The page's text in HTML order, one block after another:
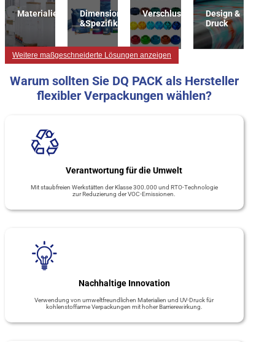
Materialien
Dimension
&Spezifikation
Verschlussart
Design &
Druck
Weitere maßgeschneiderte Lösungen anzeigen
Warum sollten Sie DQ PACK als Hersteller
flexibler Verpackungen wählen?
Verantwortung für die Umwelt
Mit staubfreien Werkstätten der Klasse 300.000 und RTO-Technologie
zur Reduzierung der VOC-Emissionen.
Nachhaltige Innovation
Verwendung von umweltfreundlichen Materialien und UV-Druck für
kohlenstoffarme Verpackungen mit hoher Barrierewirkung.